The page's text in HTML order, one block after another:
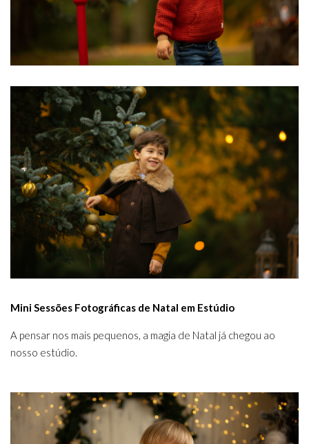
Mini Sessões Fotográficas de Natal em Estúdio
A pensar nos mais pequenos, a magia de Natal já chegou ao
nosso estúdio.